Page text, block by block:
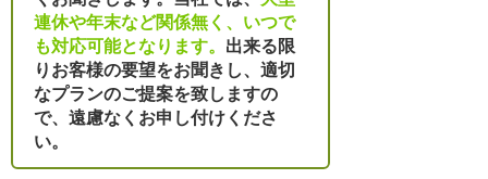
連休や年末など関係無く、いつで
も対応可能となります。 出来る限
りお客様の要望をお聞きし、適切
なプランのご提案を致しますの
で、遠慮なくお申し付けくださ
い。